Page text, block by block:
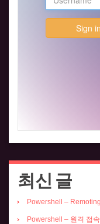
최신 글
Powershell –
Powershell – 원격 접